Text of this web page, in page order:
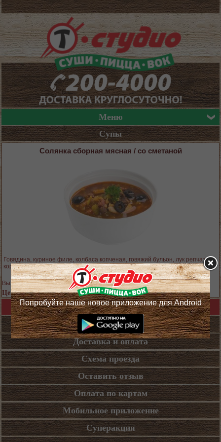
Меню
Супы
Солянка сборная мясная / со сметаной
Говядина, куриное филе, колбаса копченая, говяжий бульон, лук репчатый,
корнишоны, зелёные оливки, зелень
Выход блюда: 300 гр.
Цена 559 руб.
Назад в каталог
Кафе
Доставка и оплата
Схема проезда
Оставить отзыв
Оплата по картам
Мобильное приложение
Суперакция
Попробуйте наше новое приложение для Android